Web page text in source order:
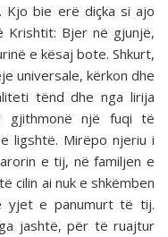
bie erë diçka si ajo
Krishtit: Bjer në gjunjë,
e kësaj bote. Shkurt,
universale, kërkon dhe
tënd dhe nga lirija
gjithmonë një fuqi të
ligshtë. Mirëpo njeriu i
e tij, në familjen e
cilin ai nuk e shkëmben
yjet e panumurt të tij.
jashtë, për të ruajtur